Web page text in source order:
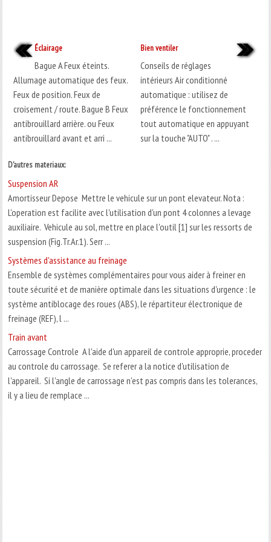
Éclairage
Bague A Feux éteints.
Allumage automatique des feux.
Feux de position. Feux de
croisement / route. Bague B Feux
antibrouillard arrière. ou Feux
antibrouillard avant et arri ...
Bien ventiler
Conseils de réglages
intérieurs Air conditionné
automatique : utilisez de
préférence le fonctionnement
tout automatique en appuyant
sur la touche "AUTO" . ...
D'autres materiaux:
Suspension AR
Amortisseur Depose Mettre le vehicule sur un pont elevateur. Nota :
L'operation est facilite avec l'utilisation d'un pont 4 colonnes a levage
auxiliaire. Vehicule au sol, mettre en place l'outil [1] sur les ressorts de
suspension (Fig.Tr.Ar.1). Serr ...
Systèmes d'assistance au freinage
Ensemble de systèmes complémentaires pour vous aider à freiner en
toute sécurité et de manière optimale dans les situations d'urgence : le
système antiblocage des roues (ABS), le répartiteur électronique de
freinage (REF), l ...
Train avant
Carrossage Controle A l'aide d'un appareil de controle approprie, proceder
au controle du carrossage. Se referer a la notice d'utilisation de
l'appareil. Si l'angle de carrossage n'est pas compris dans les tolerances,
il y a lieu de remplace ...